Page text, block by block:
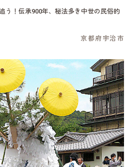
う！伝承900年、秘法多き中世の民俗的
京都府宇治市